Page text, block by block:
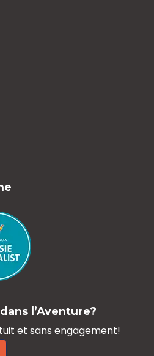
l’Aventure?
et sans engagement!